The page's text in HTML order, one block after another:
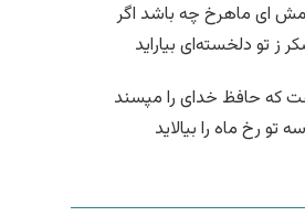
ای ماهرخ چه باشد اگر
ز تو دلخسته‌ای بیاراید
که حافظ خدای را مپسند
تو رخ ماه را بیالاید